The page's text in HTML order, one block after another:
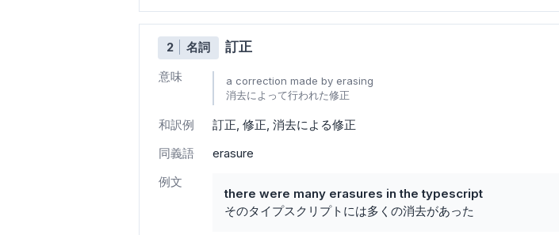
2 名詞 訂正
意味
a correction made by erasing
消去によって行われた修正
和訳例 訂正 修正 消去による修正
同義語
erasure
例文
there were many erasures in the typescript
そのタイプスクリプトには多くの消去があった